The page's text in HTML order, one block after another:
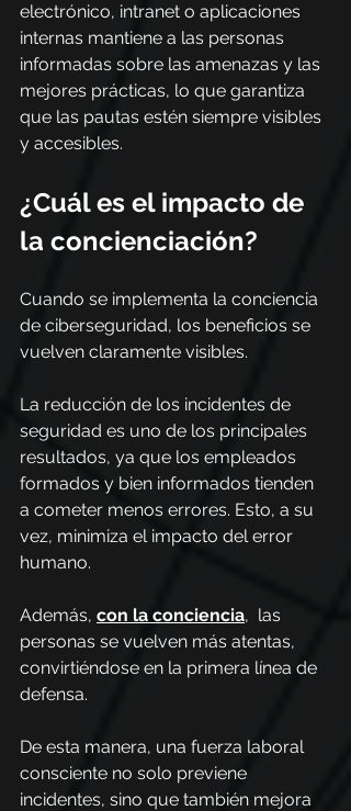
electrónico, intranet o aplicaciones
internas mantiene a las personas
informadas sobre las amenazas y las
mejores prácticas, lo que garantiza
que las pautas estén siempre visibles
y accesibles.
¿Cuál es el impacto de
la concienciación?
Cuando se implementa la conciencia
de ciberseguridad, los beneficios se
vuelven claramente visibles.
La reducción de los incidentes de
seguridad es uno de los principales
resultados, ya que los empleados
formados y bien informados tienden
a cometer menos errores. Esto, a su
vez, minimiza el impacto del error
humano.
Además, con la conciencia, las
personas se vuelven más atentas,
convirtiéndose en la primera línea de
defensa.
De esta manera, una fuerza laboral
consciente no solo previene
incidentes, sino que también mejora